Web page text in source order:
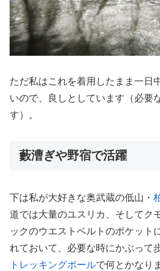
ただ私はこれを着用したまま一日
いので、良しとしています（必要
す）。
藪漕ぎや野宿で活躍
下は私が大好きな奥武蔵の低山・
道では大量のユスリカ、そしてク
ックのウエストベルトのポケット
れておいて、必要な時にかぶって
トレッキングポールで何とかなり